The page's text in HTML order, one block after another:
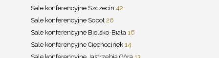
Sale konferencyjne Szczecin 42
Sale konferencyjne Sopot 26
Sale konferencyjne Bielsko-Biała 16
Sale konferencyjne Ciechocinek 14